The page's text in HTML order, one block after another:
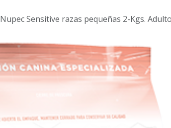
Nupec Sensitive razas pequeñas 2-Kgs. Adulto